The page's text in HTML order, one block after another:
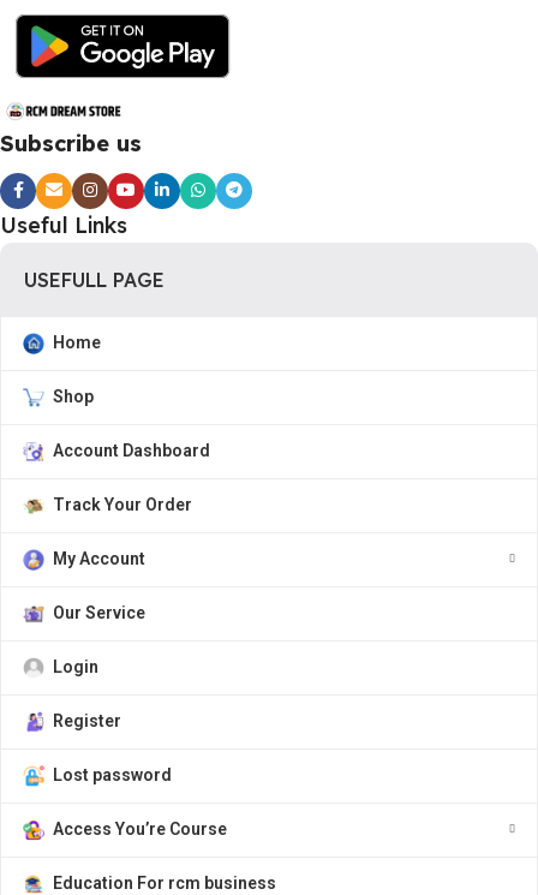
Subscribe us
Useful Links
USEFULL PAGE
Home
Shop
Account Dashboard
Track Your Order
My Account
Our Service
Login
Register
Lost password
Access You’re Course
Education For rcm business